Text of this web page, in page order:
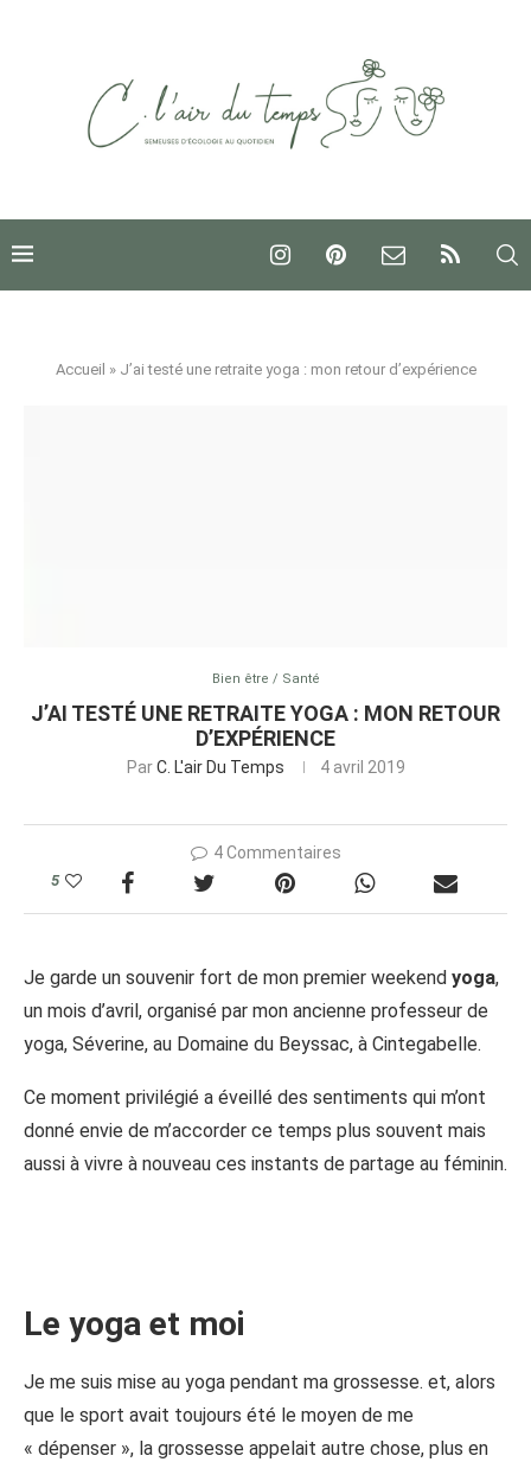
Accueil » J’ai testé une retraite yoga : mon retour d’expérience
Bien être / Santé
J’AI TESTÉ UNE RETRAITE YOGA : MON RETOUR
D’EXPÉRIENCE
ParC. L'air Du Temps 4 avril 2019
4 Commentaires
5
Je garde un souvenir fort de mon premier weekend yoga,
un mois d’avril, organisé par mon ancienne professeur de
yoga, Séverine, au Domaine du Beyssac, à Cintegabelle.
Ce moment privilégié a éveillé des sentiments qui m’ont
donné envie de m’accorder ce temps plus souvent mais
aussi à vivre à nouveau ces instants de partage au féminin.
Le yoga et moi
Je me suis mise au yoga pendant ma grossesse. et, alors
que le sport avait toujours été le moyen de me
« dépenser », la grossesse appelait autre chose, plus en